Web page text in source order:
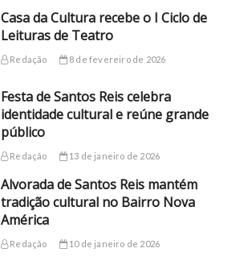
Casa da Cultura recebe o I Ciclo de
Leituras de Teatro
Redação 8 de fevereiro de 2026
Festa de Santos Reis celebra
identidade cultural e reúne grande
público
Redação 13 de janeiro de 2026
Alvorada de Santos Reis mantém
tradição cultural no Bairro Nova
América
Redação 10 de janeiro de 2026